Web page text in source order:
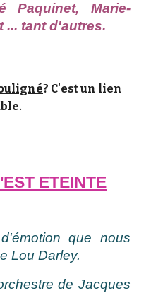
Paquinet, Marie-
... tant d'autres.
? C'est un lien
.
ETEINTE
que nous
Lou Darley.
de Jacques